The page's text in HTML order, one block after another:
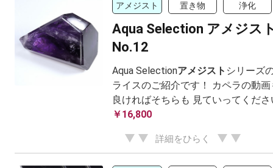
アメジスト 置き物 浄化
Aqua Selection アメジス
No.12
Aqua Selectionアメジスト シリーズ
ライスのご紹介です！ カペラの動
良ければそちらも 見ていってくださ
￥16,800
詳細をひらく